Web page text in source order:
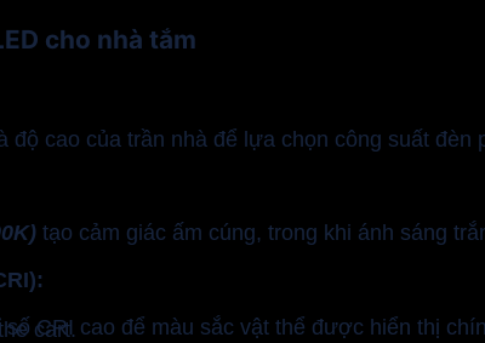
cart.
cho nhà tắm
độ cao của trần nhà để lựa chọn công suất đèn
tạo cảm giác ấm cúng, trong khi ánh sáng
CRI cao để màu sắc vật thể được hiển thị